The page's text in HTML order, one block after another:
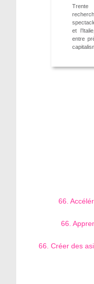
et
entre
66.
66.
66. Créer des